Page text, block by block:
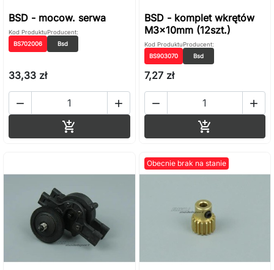
BSD - mocow. serwa
Kod Produktu
BS702006
Producent:
Bsd
33,33 zł
 

BSD - komplet wkrętów
M3x10mm (12szt.)
Kod Produktu
BS903070
Producent:
Bsd
7,27 zł
 

Obecnie brak na stanie